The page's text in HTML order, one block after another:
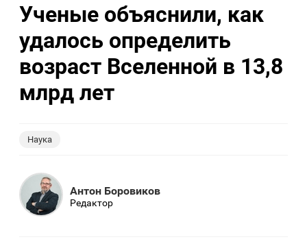
Ученые объяснили, как
удалось определить
возраст Вселенной в 13,8
млрд лет
Наука
Антон Боровиков
Редактор